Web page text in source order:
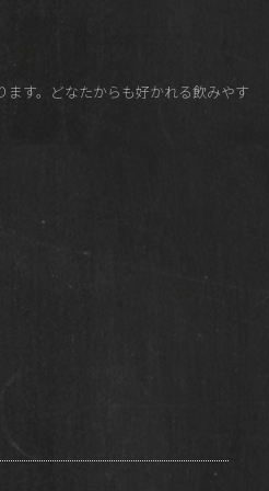
す。どなたからも好かれる飲みやす